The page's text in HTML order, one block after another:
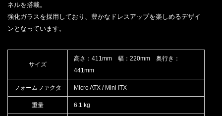
ネルを搭載。
強化ガラスを採用しており、豊かなドレスアップを楽しめるデザイ
ンとなっています。
サイズ
高さ：411mm 幅：220mm 奥行き：
441mm
フォームファクタ Micro ATX / Mini ITX
重量 6.1 kg